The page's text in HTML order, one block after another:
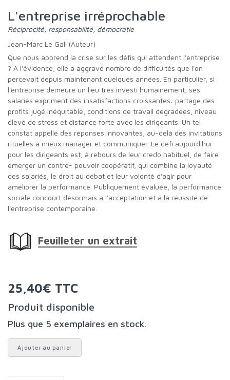
L'entreprise irréprochable
Réciprocité, responsabilité, démocratie
Jean-Marc Le Gall (Auteur)
Que nous apprend la crise sur les défis qui attendent l'entreprise
? A l'évidence, elle a aggravé nombre de difficultés que l'on
percevait depuis maintenant quelques années. En particulier, si
l'entreprise demeure un lieu très investi humainement, ses
salariés expriment des insatisfactions croissantes: partage des
profits jugé inéquitable, conditions de travail dégradées, niveau
élevé de stress et distance forte avec les dirigeants. Un tel
constat appelle des réponses innovantes, au-delà des invitations
rituelles à mieux manager et communiquer. Le défi aujourd'hui
pour les dirigeants est, à rebours de leur credo habituel, de faire
émerger un contre- pouvoir coopératif, qui combine la loyauté
des salariés, le droit au débat et leur volonté d'agir pour
améliorer la performance. Publiquement évaluée, la performance
sociale concourt désormais à l'acceptation et à la réussite de
l'entreprise contemporaine.
Feuilleter un extrait
25,40€ TTC
Produit disponible
Plus que 5 exemplaires en stock.
Ajouter au panier